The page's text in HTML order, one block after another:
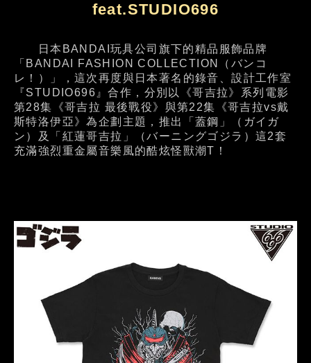
feat.STUDIO696
日本BANDAI玩具公司旗下的精品服飾品牌
「BANDAI FASHION COLLECTION（バンコ
レ！）」，這次再度與日本著名的錄音、設計工作室
『STUDIO696』合作，分別以《哥吉拉》系列電影
第28集《哥吉拉 最後戰役》與第22集《哥吉拉vs戴
斯特洛伊亞》為企劃主題，推出「蓋鋼」（ガイガ
ン）及「紅蓮哥吉拉」（バーニングゴジラ）這2套
充滿強烈重金屬音樂風的酷炫怪獸潮T！